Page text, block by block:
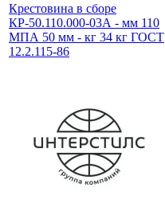
Крестовина в сборе
КР-50.110.000-03А - мм 110
МПА 50 мм - кг 34 кг ГОСТ
12.2.115-86